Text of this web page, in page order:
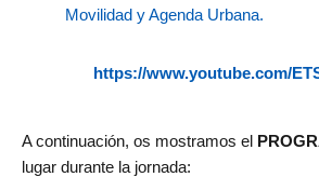
Movilidad y Agenda Urbana.
https://www.youtube.com/
A continuación, os mostramos el
lugar durante la jornada: